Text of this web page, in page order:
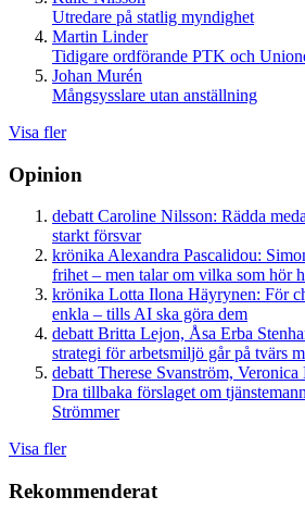
Utredare på statlig myndighet
Martin Linder
Tidigare ordförande PTK och
Johan Murén
Mångsysslare utan anställning
Visa fler
Opinion
debatt Caroline Nilsson: Rädda
starkt försvar
krönika Alexandra Pascalidou:
frihet – men talar om vilka som hör
krönika Lotta Ilona Häyrynen: För
enkla – tills AI ska göra dem
debatt Britta Lejon, Åsa Erba
strategi för arbetsmiljö går på tvärs
debatt Therese Svanström,
Dra tillbaka förslaget om
Strömmer
Visa fler
Rekommenderat